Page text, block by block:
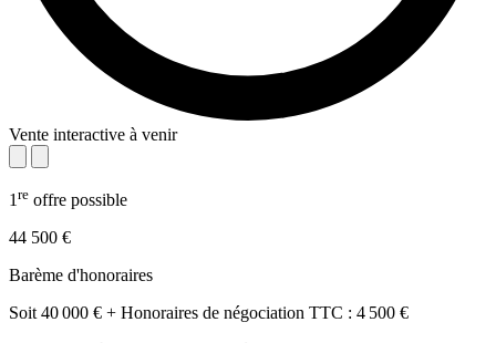
Vente interactive à venir
1 re offre possible
44 500 €
Barème d'honoraires
Soit 40 000 € + Honoraires de négociation TTC : 4 500 €